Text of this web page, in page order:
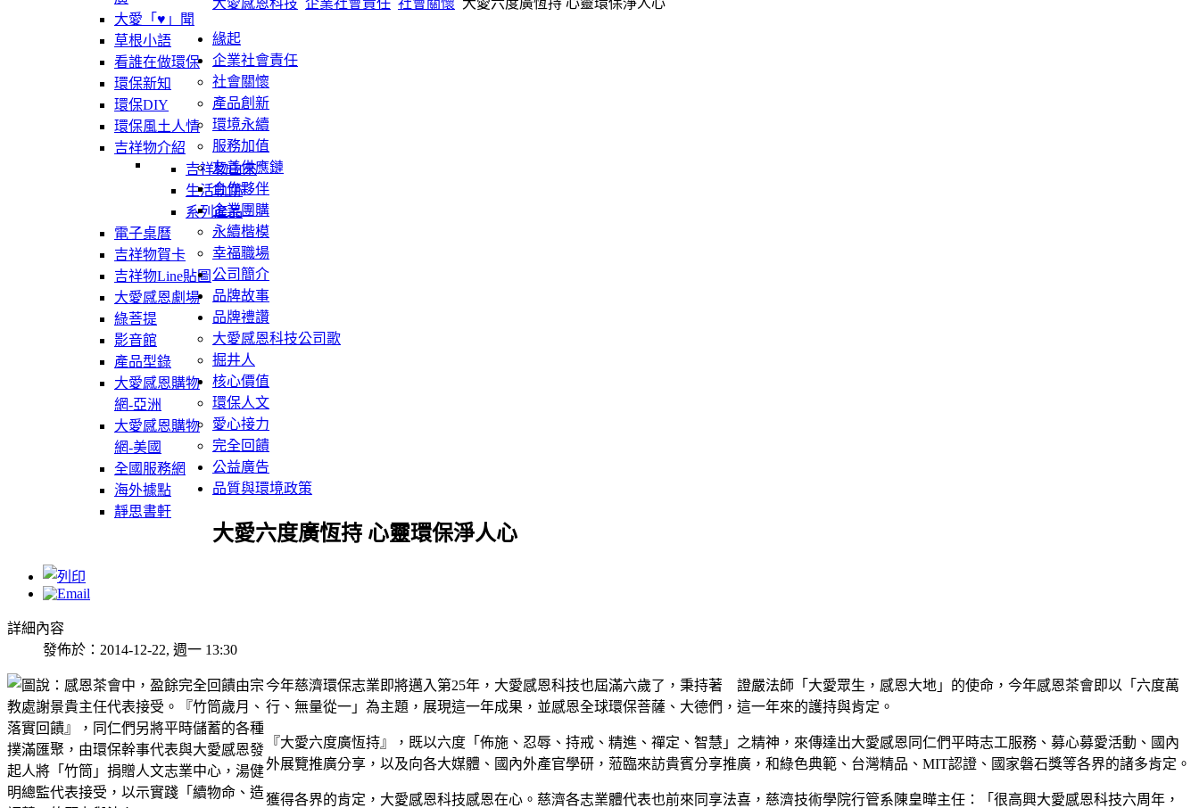
大愛「♥」聞
草根小語
看誰在做環保
環保新知
環保DIY
環保風土人情
吉祥物介紹
吉祥物由來
生活軌跡
系列產品
電子桌曆
吉祥物賀卡
吉祥物Line貼圖
大愛感恩劇場
綠菩提
影音館
產品型錄
大愛感恩購物
網-亞洲
大愛感恩購物
網-美國
全國服務網
海外據點
靜思書軒
緣起
企業社會責任
社會關懷
產品創新
環境永續
服務加值
友善供應鏈
合作夥伴
企業團購
永續楷模
幸福職場
公司簡介
品牌故事
品牌禮讚
大愛感恩科技公司歌
掘井人
核心價值
環保人文
愛心接力
完全回饋
公益廣告
品質與環境政策
大愛六度廣恆持 心靈環保淨人心
詳細內容
發佈於：2014-12-22, 週一 13:30
今年慈濟環保志業即將邁入第25年，大愛感恩科技也屆滿六歲了，秉持著 證嚴法師「大愛眾生，感恩大地」的使命，今年感恩茶會即以「六度萬
行、無量從一」為主題，展現這一年成果，並感恩全球環保菩薩、大德們，這一年來的護持與肯定。
『大愛六度廣恆持』，既以六度「佈施、忍辱、持戒、精進、禪定、智慧」之精神，來傳達出大愛感恩同仁們平時志工服務、募心募愛活動、國內
外展覽推廣分享，以及向各大媒體、國內外產官學研，蒞臨來訪貴賓分享推廣，和綠色典範、台灣精品、MIT認證、國家磐石獎等各界的諸多肯定。
獲得各界的肯定，大愛感恩科技感恩在心。慈濟各志業體代表也前來同享法喜，慈濟技術學院行管系陳皇曄主任：「很高興大愛感恩科技六周年，